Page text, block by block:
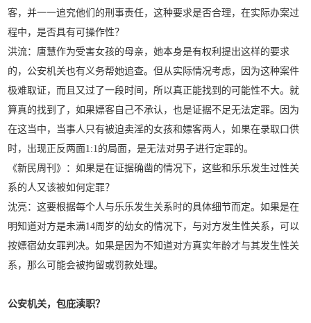
客，并一一追究他们的刑事责任，这种要求是否合理，在实际办案过
程中，是否具有可操作性？
洪流：唐慧作为受害女孩的母亲，她本身是有权利提出这样的要求
的，公安机关也有义务帮她追查。但从实际情况考虑，因为这种案件
极难取证，而且又过了一段时间，所以真正能找到的可能性不大。就
算真的找到了，如果嫖客自己不承认，也是证据不足无法定罪。因为
在这当中，当事人只有被迫卖淫的女孩和嫖客两人，如果在录取口供
时，出现正反两面1:1的局面，是无法对男子进行定罪的。
《新民周刊》：如果是在证据确凿的情况下，这些和乐乐发生过性关
系的人又该被如何定罪？
沈亮：这要根据每个人与乐乐发生关系时的具体细节而定。如果是在
明知道对方是未满14周岁的幼女的情况下，与对方发生性关系，可以
按嫖宿幼女罪判决。如果是因为不知道对方真实年龄才与其发生性关
系，那么可能会被拘留或罚款处理。
公安机关，包庇渎职？